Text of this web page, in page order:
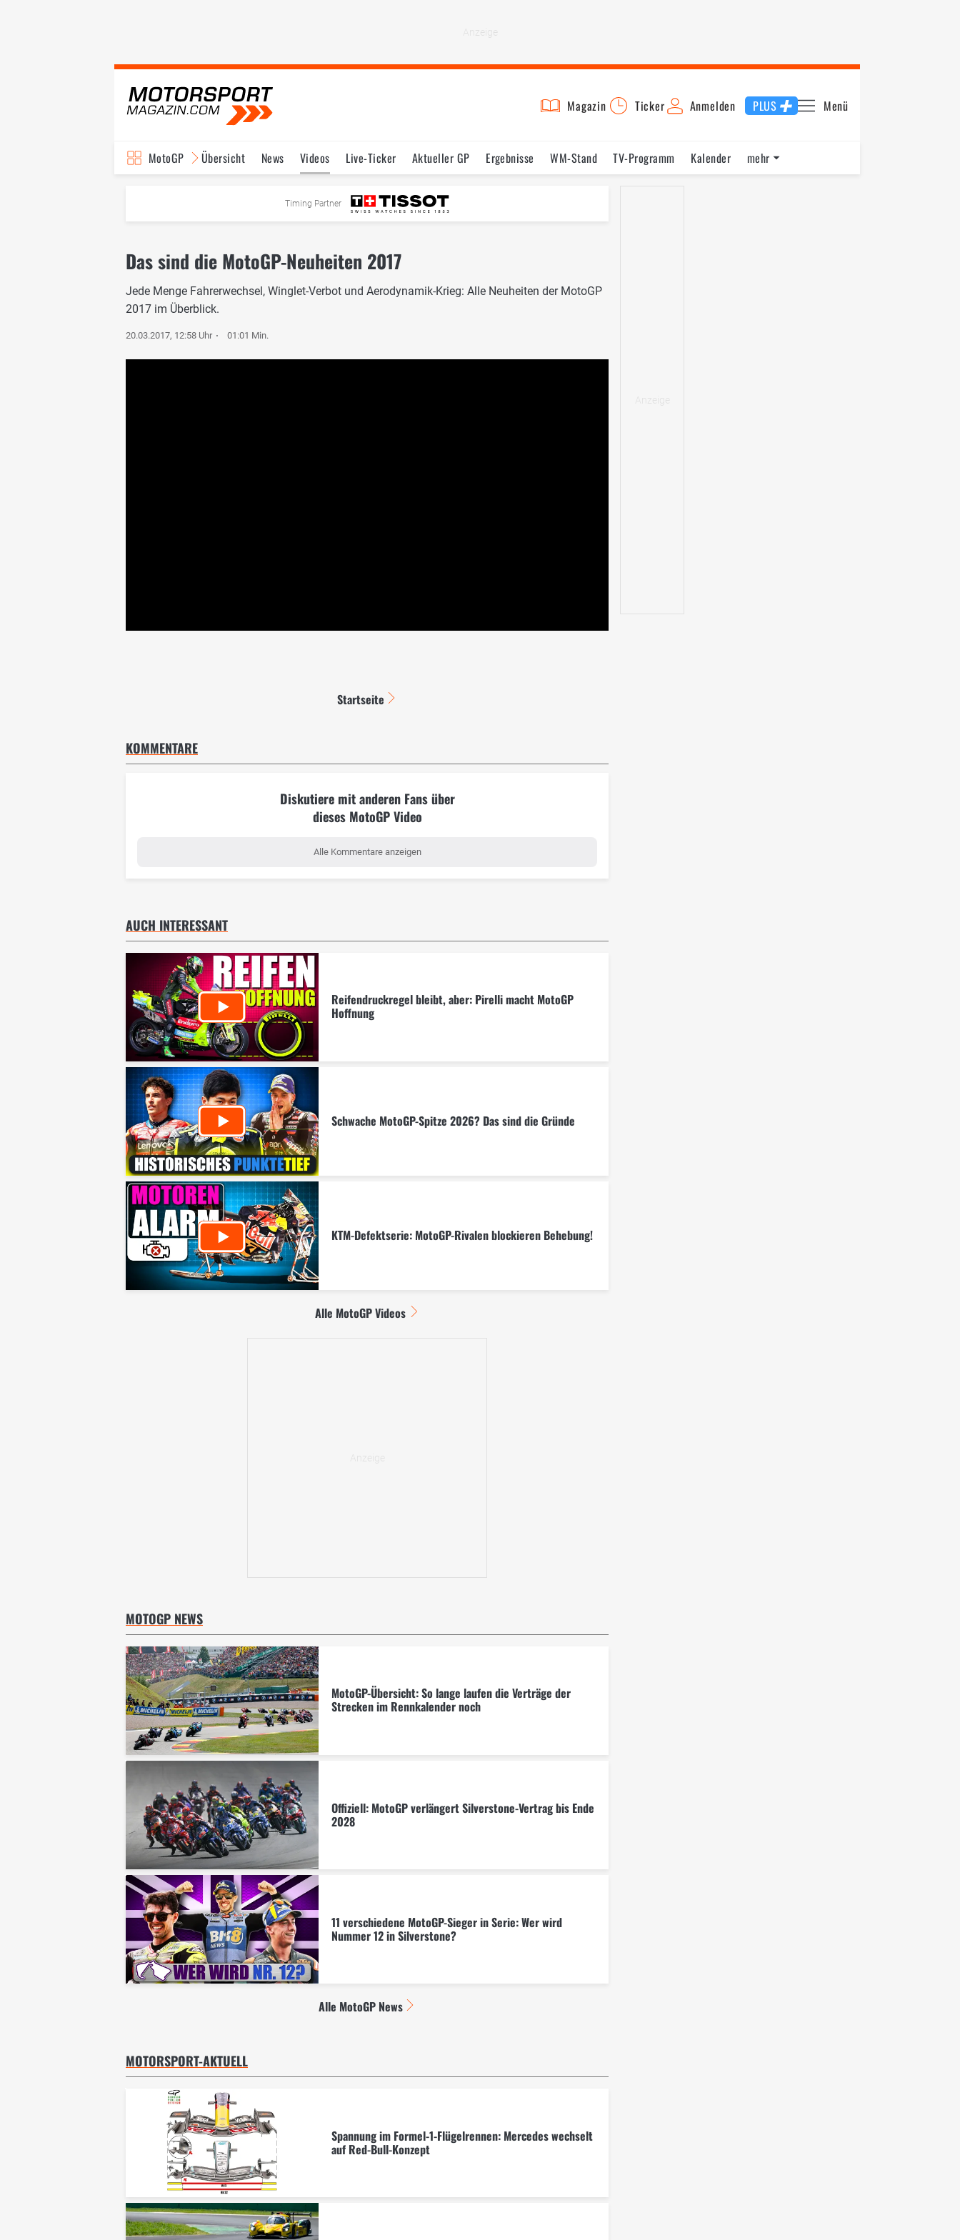
Magazin Ticker Anmelden PLUS Menü
MotoGP Übersicht News Videos Live-Ticker Aktueller GP Ergebnisse WM-Stand TV-Programm
Kalender
Testfahrten Reglement
mehr
Timing Partner
Das sind die MotoGP-Neuheiten 2017
Jede Menge Fahrerwechsel, Winglet-Verbot und Aerodynamik-Krieg: Alle Neuheiten der MotoGP
2017 im Überblick.
20.03.2017, 12:58 Uhr 01:01 Min.
Startseite
KOMMENTARE
Diskutiere mit anderen Fans über
dieses MotoGP Video
Alle Kommentare anzeigen
AUCH INTERESSANT
Reifendruckregel bleibt, aber: Pirelli macht MotoGP
Hoffnung
Schwache MotoGP-Spitze 2026? Das sind die Gründe
KTM-Defektserie: MotoGP-Rivalen blockieren Behebung!
Alle MotoGP Videos
MOTOGP NEWS
MotoGP-Übersicht: So lange laufen die Verträge der
Strecken im Rennkalender noch
Offiziell: MotoGP verlängert Silverstone-Vertrag bis Ende
2028
11 verschiedene MotoGP-Sieger in Serie: Wer wird
Nummer 12 in Silverstone?
Alle MotoGP News
MOTORSPORT-AKTUELL
Spannung im Formel-1-Flügelrennen: Mercedes wechselt
auf Red-Bull-Konzept